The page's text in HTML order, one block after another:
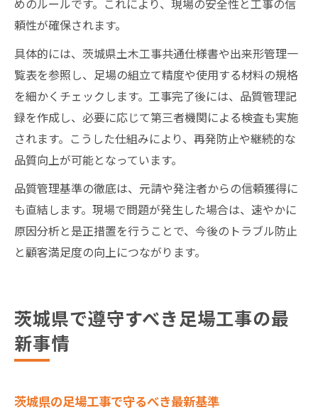
頼性が確保されます。
具体的には、茨城県土木工事共通仕様書や出来形管理一
覧表を参照し、足場の組立て精度や使用する材料の規格
を細かくチェックします。工事完了後には、品質管理記
録を作成し、必要に応じて第三者機関による検査も実施
されます。こうした仕組みにより、再発防止や継続的な
品質向上が可能となっています。
品質管理基準の徹底は、元請や発注者からの信頼獲得に
も直結します。現場で問題が発生した場合は、速やかに
原因分析と是正措置を行うことで、今後のトラブル防止
と顧客満足度の向上につながります。
茨城県で遵守すべき足場工事の最
新事情
茨城県の足場工事で守るべき最新基準